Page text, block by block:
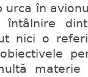
urca în
nici o
materie